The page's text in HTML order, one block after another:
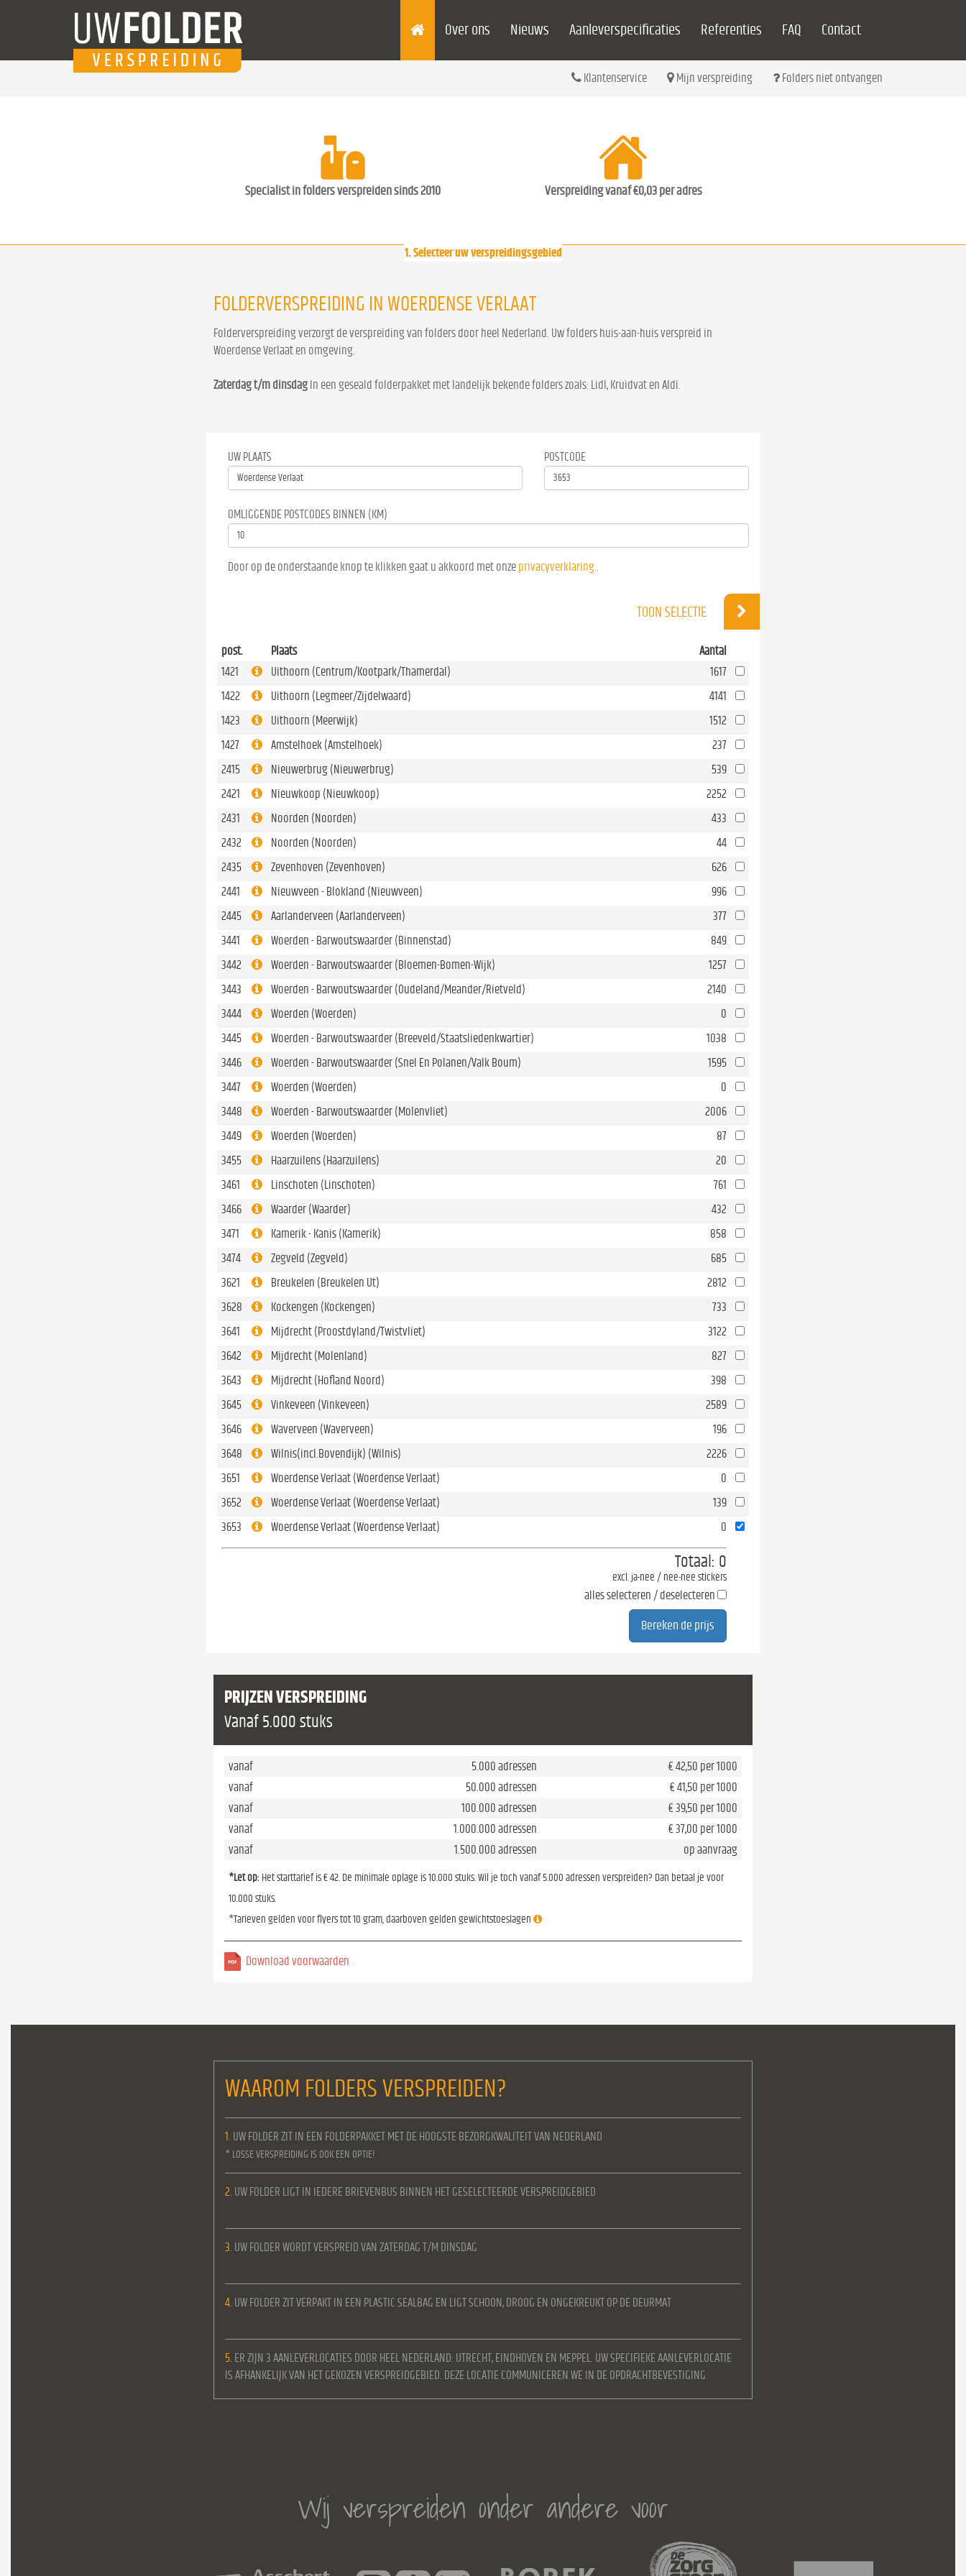
Over ons Nieuws Aanleverspecificaties Referenties FAQ Contact
Klantenservice Mijn verspreiding Folders niet ontvangen
Specialist in folders verspreiden sinds 2010 Verspreiding vanaf €0,03 per adres
1. Selecteer uw verspreidingsgebied
FOLDERVERSPREIDING IN WOERDENSE VERLAAT
Folderverspreiding verzorgt de verspreiding van folders door heel Nederland. Uw folders huis-aan-huis verspreid in
Woerdense Verlaat en omgeving.
Zaterdag t/m dinsdag In een geseald folderpakket met landelijk bekende folders zoals: Lidl, Kruidvat en Aldi.
UW PLAATS POSTCODE
OMLIGGENDE POSTCODES BINNEN (KM)
Door op de onderstaande knop te klikken gaat u akkoord met onze privacyverklaring
TOON SELECTIE
post. Plaats
Aantal
1421
Uithoorn (Centrum/Kootpark/Thamerdal)
1617
1422
Uithoorn (Legmeer/Zijdelwaard)
4141
1423
Uithoorn (Meerwijk)
1512
1427
Amstelhoek (Amstelhoek)
237
2415
Nieuwerbrug (Nieuwerbrug)
539
2421
Nieuwkoop (Nieuwkoop)
2252
2431
Noorden (Noorden)
433
2432
Noorden (Noorden)
44
2435
Zevenhoven (Zevenhoven)
626
2441
Nieuwveen - Blokland (Nieuwveen)
996
2445
Aarlanderveen (Aarlanderveen)
377
3441
Woerden - Barwoutswaarder (Binnenstad)
849
3442
Woerden - Barwoutswaarder (Bloemen-Bomen-Wijk)
1257
3443
Woerden - Barwoutswaarder (Oudeland/Meander/Rietveld)
2140
3444
Woerden (Woerden)
0
3445
Woerden - Barwoutswaarder (Breeveld/Staatsliedenkwartier)
1038
3446
Woerden - Barwoutswaarder (Snel En Polanen/Valk Boum)
1595
3447
Woerden (Woerden)
0
3448
Woerden - Barwoutswaarder (Molenvliet)
2006
3449
Woerden (Woerden)
87
3455
Haarzuilens (Haarzuilens)
20
3461
Linschoten (Linschoten)
761
3466
Waarder (Waarder)
432
3471
Kamerik - Kanis (Kamerik)
858
3474
Zegveld (Zegveld)
685
3621
Breukelen (Breukelen Ut)
2812
3628
Kockengen (Kockengen)
733
3641
Mijdrecht (Proostdyland/Twistvliet)
3122
3642
Mijdrecht (Molenland)
827
3643
Mijdrecht (Hofland Noord)
398
3645
Vinkeveen (Vinkeveen)
2589
3646
Waverveen (Waverveen)
196
3648
Wilnis(incl.Bovendijk) (Wilnis)
2226
3651
Woerdense Verlaat (Woerdense Verlaat)
0
3652
Woerdense Verlaat (Woerdense Verlaat)
139
3653
Woerdense Verlaat (Woerdense Verlaat) 0
Totaal: 0
excl. ja-nee / nee-nee stickers
alles selecteren / deselecteren
PRIJZEN VERSPREIDING
Vanaf 5.000 stuks
vanaf 5.000 adressen
€ 42,50 per 1000
vanaf
50.000 adressen
€ 41,50 per 1000
vanaf
100.000 adressen
€ 39,50 per 1000
vanaf
1.000.000 adressen
€ 37,00 per 1000
vanaf
1.500.000 adressen op aanvraag
*Let op: Het starttarief is € 42. De minimale oplage is 10.000 stuks. Wil je toch vanaf 5.000 adressen verspreiden? Dan betaal je voor
10.000 stuks.
*Tarieven gelden voor flyers tot 10 gram, daarboven gelden gewichtstoeslagen
Download voorwaarden
WAAROM FOLDERS VERSPREIDEN?
1. UW FOLDER ZIT IN EEN FOLDERPAKKET MET DE HOOGSTE BEZORGKWALITEIT VAN NEDERLAND
* LOSSE VERSPREIDING IS OOK EEN OPTIE!
2. UW FOLDER LIGT IN IEDERE BRIEVENBUS BINNEN HET GESELECTEERDE VERSPREIDGEBIED
3. UW FOLDER WORDT VERSPREID VAN ZATERDAG T/M DINSDAG
4. UW FOLDER ZIT VERPAKT IN EEN PLASTIC SEALBAG EN LIGT SCHOON, DROOG EN ONGEKREUKT OP DE DEURMAT
5. ER ZIJN 3 AANLEVERLOCATIES DOOR HEEL NEDERLAND: UTRECHT, EINDHOVEN EN MEPPEL. UW SPECIFIEKE AANLEVERLOCATIE
IS AFHANKELIJK VAN HET GEKOZEN VERSPREIDGEBIED. DEZE LOCATIE COMMUNICEREN WE IN DE OPDRACHTBEVESTIGING.
Wij verspreiden onder andere voor